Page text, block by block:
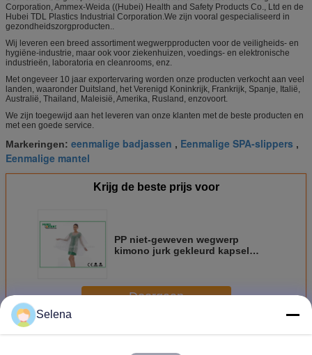
Corporation, Ammex-Weida ((Hubei) Health and Safety Products Co., Ltd en de
Hubei TDL Plastics Industrial Corporation.We zijn vooral gespecialiseerd in
gezondheidszorgproducten..
Wij leveren een breed assortiment wegwerpproducten voor de veiligheids- en
hygiëne-industrie, maar ook voor ziekenhuizen, voedings- en elektronische
industrieën, laboratoria en cleanrooms, enz.
Met ongeveer 10 jaar exportervaring worden onze producten verkocht aan veel
landen, waaronder Duitsland, het Verenigd Koninkrijk, Frankrijk, Spanje, Italië,
Australië, Thailand, Maleisië, Amerika, Rusland, enzovoort.
We zijn toegewijd aan het leveren van onze klanten met de beste producten en
met een goede service.
Markeringen: eenmalige badjassen , Eenmalige SPA-slippers ,
Eenmalige mantel
Krijg de beste prijs voor
PP niet-geweven wegwerp
kimono jurk gekleurd kapsel
Doorgaan
MeerKimono-kleding voor eenmalig gebruik
Selena